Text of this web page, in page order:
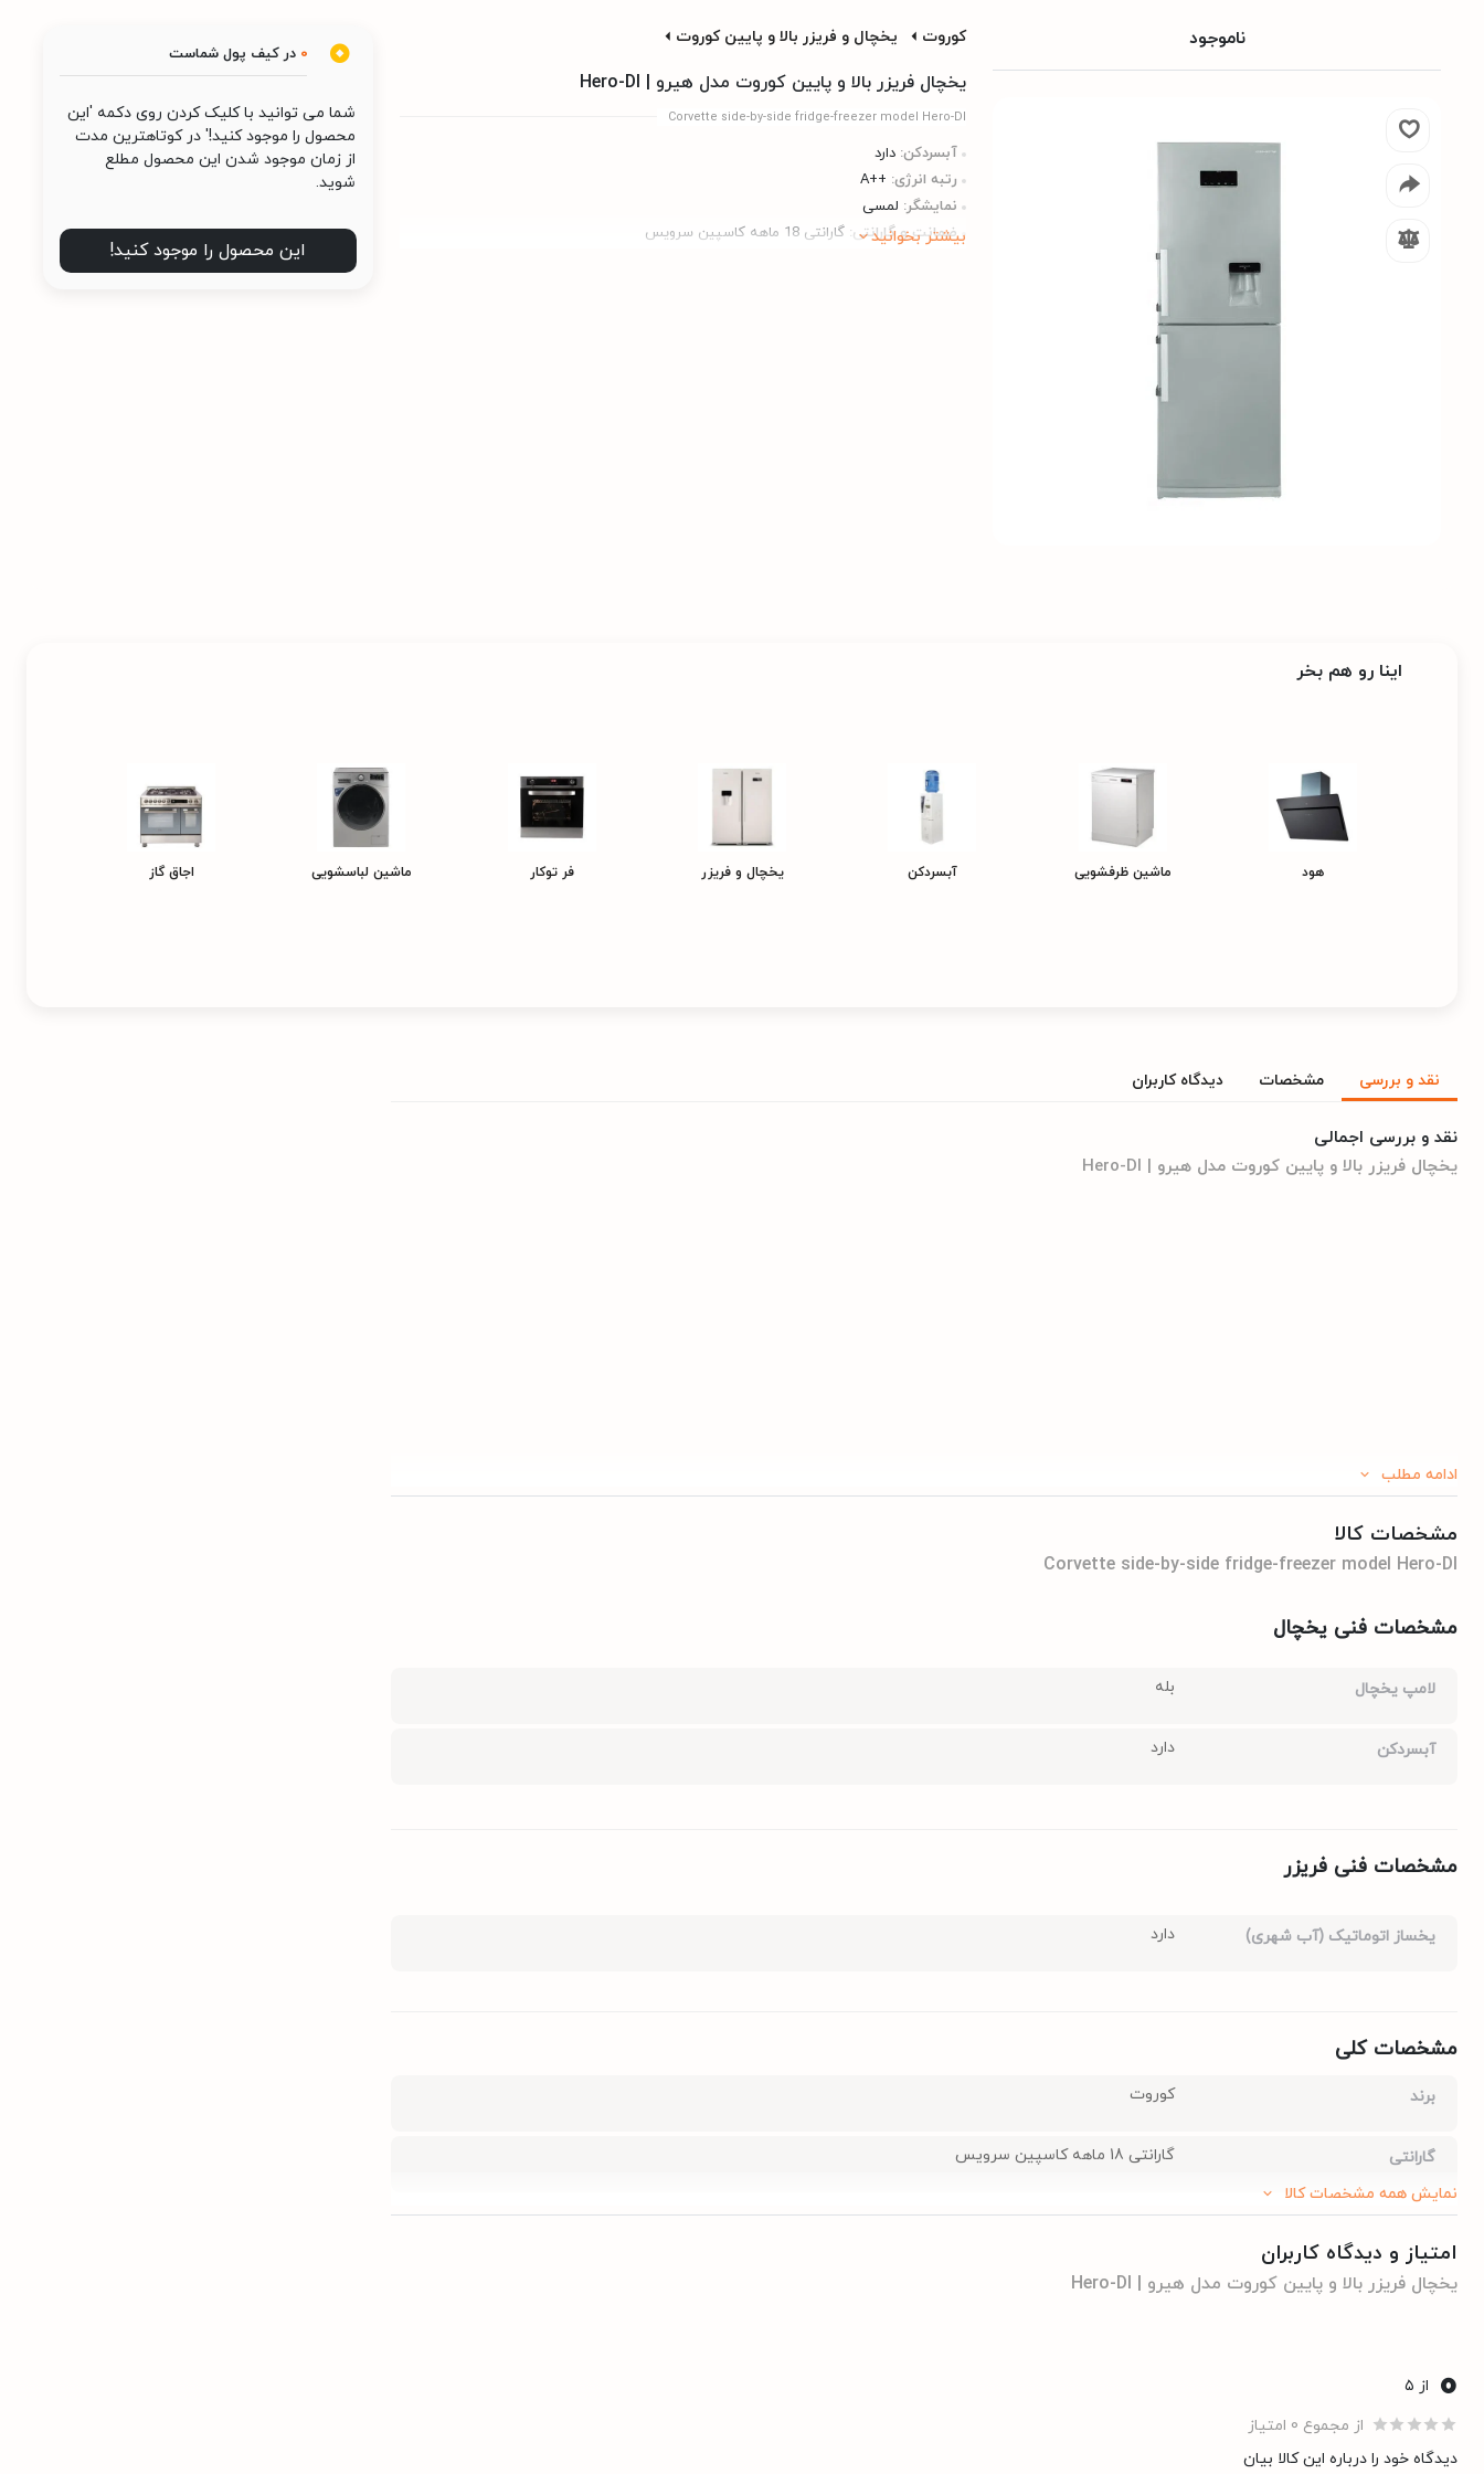
ناموجود کوروت یخچال و فریزر بالا و پایین کوروت
یخچال فریزر بالا و پایین کوروت مدل هیرو | Hero-DI
Corvette side-by-side fridge-freezer model Hero-DI
آبسردکن: دارد
رتبه انرژی: ++A
نمایشگر: لمسی
ضمانت و گارانتی: گارانتی 18 ماهه کاسپین سرویس بیشتر بخوانید
0 در کیف پول شماست
شما می توانید با کلیک کردن روی دکمه 'این
محصول را موجود کنید!' در کوتاهترین مدت
از زمان موجود شدن این محصول مطلع
شوید.
این محصول را موجود کنید!
اینا رو هم بخر
هود ماشین ظرفشویی آبسردکن یخچال و فریزر فر توکار ماشین لباسشویی اجاق گاز
نقد و بررسی مشخصات دیدگاه کاربران
نقد و بررسی اجمالی
یخچال فریزر بالا و پایین کوروت مدل هیرو | Hero-DI
ادامه مطلب
مشخصات کالا
Corvette side-by-side fridge-freezer model Hero-DI
مشخصات فنی یخچال
لامپ یخچال بله
آبسردکن دارد
مشخصات فنی فریزر
یخساز اتوماتیک (آب شهری) دارد
مشخصات کلی
برند کوروت
گارانتی گارانتی 18 ماهه کاسپین سرویس
عمق
رنگ
نمایش همه مشخصات کالا
امتیاز و دیدگاه کاربران
یخچال فریزر بالا و پایین کوروت مدل هیرو | Hero-DI
0
از ۵
از مجموع 0 امتیاز
دیدگاه خود را درباره این کالا بیان